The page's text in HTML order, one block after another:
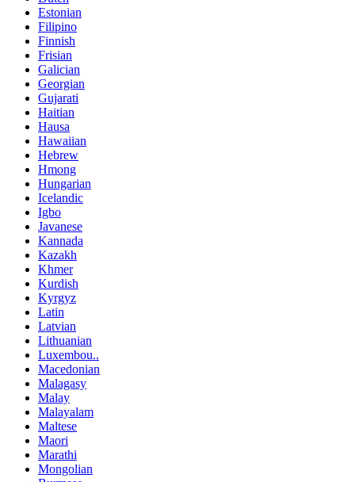
Estonian
Filipino
Finnish
Frisian
Galician
Georgian
Gujarati
Haitian
Hausa
Hawaiian
Hebrew
Hmong
Hungarian
Icelandic
Igbo
Javanese
Kannada
Kazakh
Khmer
Kurdish
Kyrgyz
Latin
Latvian
Lithuanian
Luxembou..
Macedonian
Malagasy
Malay
Malayalam
Maltese
Maori
Marathi
Mongolian